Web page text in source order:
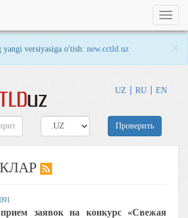
yangi versiyasiga o'tish: new.cctld.uz ×
UZ RU EN
Toggle
Проверить
заявок на конкурс «Свежая